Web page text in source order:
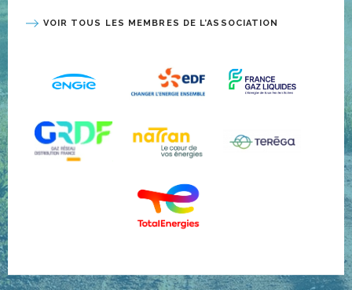
VOIR TOUS LES MEMBRES DE L’ASSOCIATION